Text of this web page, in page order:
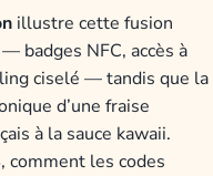
illustre cette fusion
badges NFC, accès à
ciselé — tandis que la
d’une fraise
à la sauce kawaii.
comment les codes